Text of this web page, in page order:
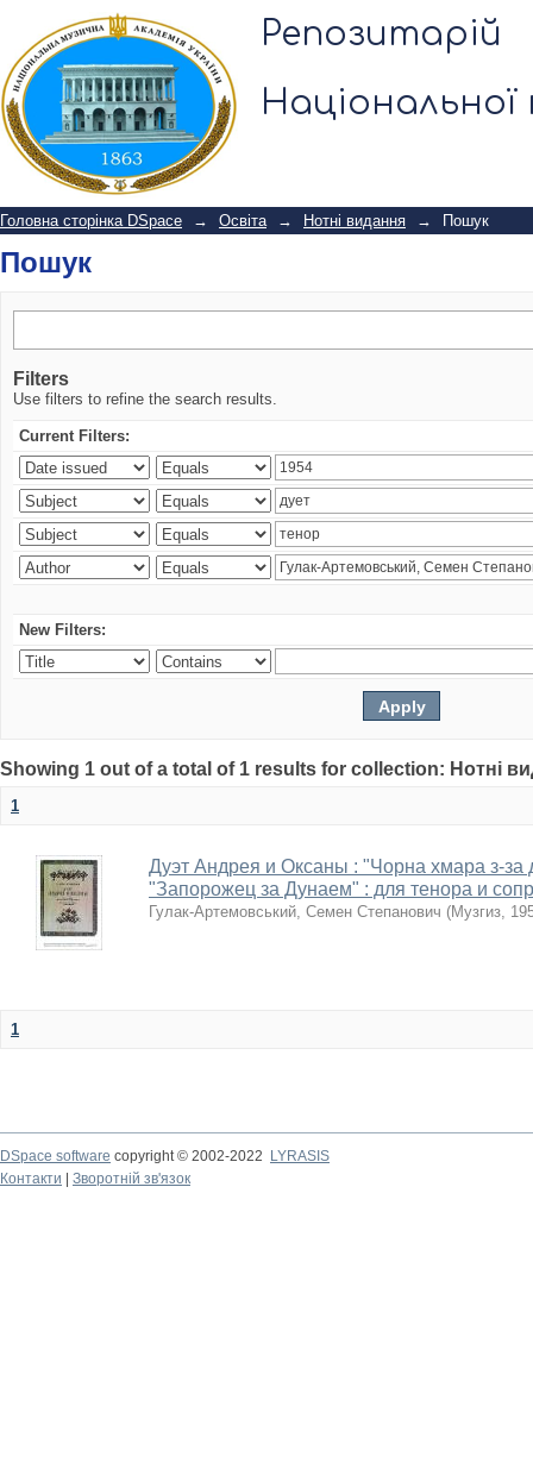
Репозитарій
Національної
Пошук
Головна сторінка DSpace → Освіта → Нотні видання → Пошук
Пошук
Filters
Use filters to refine the search results.
Current Filters:
New Filters:
Showing 1 out of a total of 1 results for collection: Нотні
1
Дуэт Андрея и Оксаны : "Чорна хмара з-за
"Запорожец за Дунаем" : для тенора и
Гулак-Артемовський, Семен Степанович (Музгиз,
1
DSpace software copyright © 2002-2022
LYRASIS
Контакти
Зворотній зв'язок